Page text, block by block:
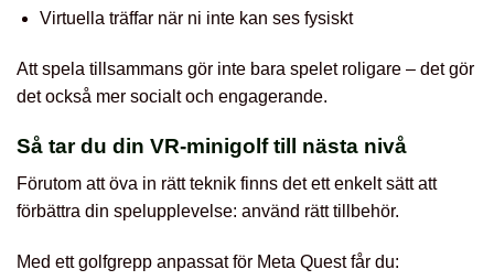
Virtuella träffar när ni inte kan ses fysiskt
Att spela tillsammans gör inte bara spelet roligare – det gör
det också mer socialt och engagerande.
Så tar du din VR-minigolf till nästa nivå
Förutom att öva in rätt teknik finns det ett enkelt sätt att
förbättra din spelupplevelse: använd rätt tillbehör.
Med ett golfgrepp anpassat för Meta Quest får du: